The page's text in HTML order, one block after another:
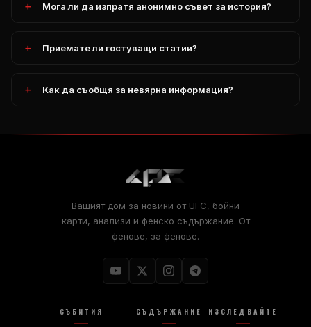
Мога ли да изпратя анонимно съвет за история?
Приемате ли гостуващи статии?
Как да съобщя за невярна информация?
Вашият дом за новини от UFC, бойни
карти, анализи и фенско съдържание. От
фенове, за фенове.
СЪБИТИЯ СЪДЪРЖАНИЕ ИЗСЛЕДВАЙТЕ